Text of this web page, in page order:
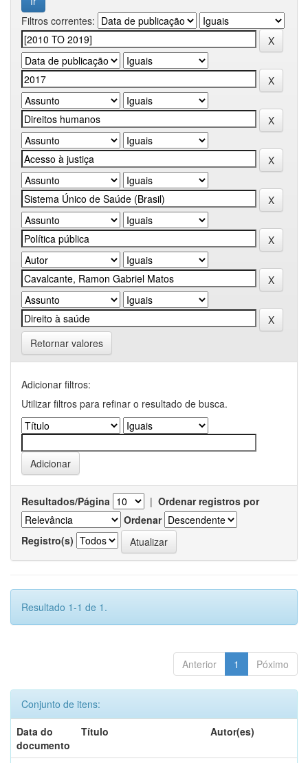
Filtros correntes:
Retornar valores
Adicionar filtros:
Utilizar filtros para refinar o resultado de busca.
Resultados/Página | Ordenar registros por
Ordenar
Registro(s)
Resultado 1-1 de 1.
Anterior 1 Póximo
Conjunto de itens:
Data do
documento
Título Autor(es)